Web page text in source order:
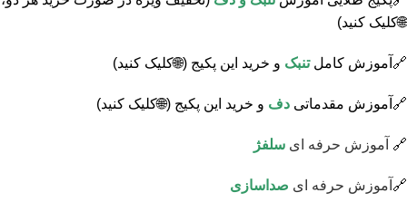
🌐کلیک کنید)
🔗آموزش کاملتنبک و خرید این پکیج (🌐کلیک کنید)
🔗آموزش مقدماتی دف و خرید این پکیج (🌐کلیک کنید)
🔗 آموزش حرفه ای سلفژ
🔗 آموزش حرفه ای صداسازی